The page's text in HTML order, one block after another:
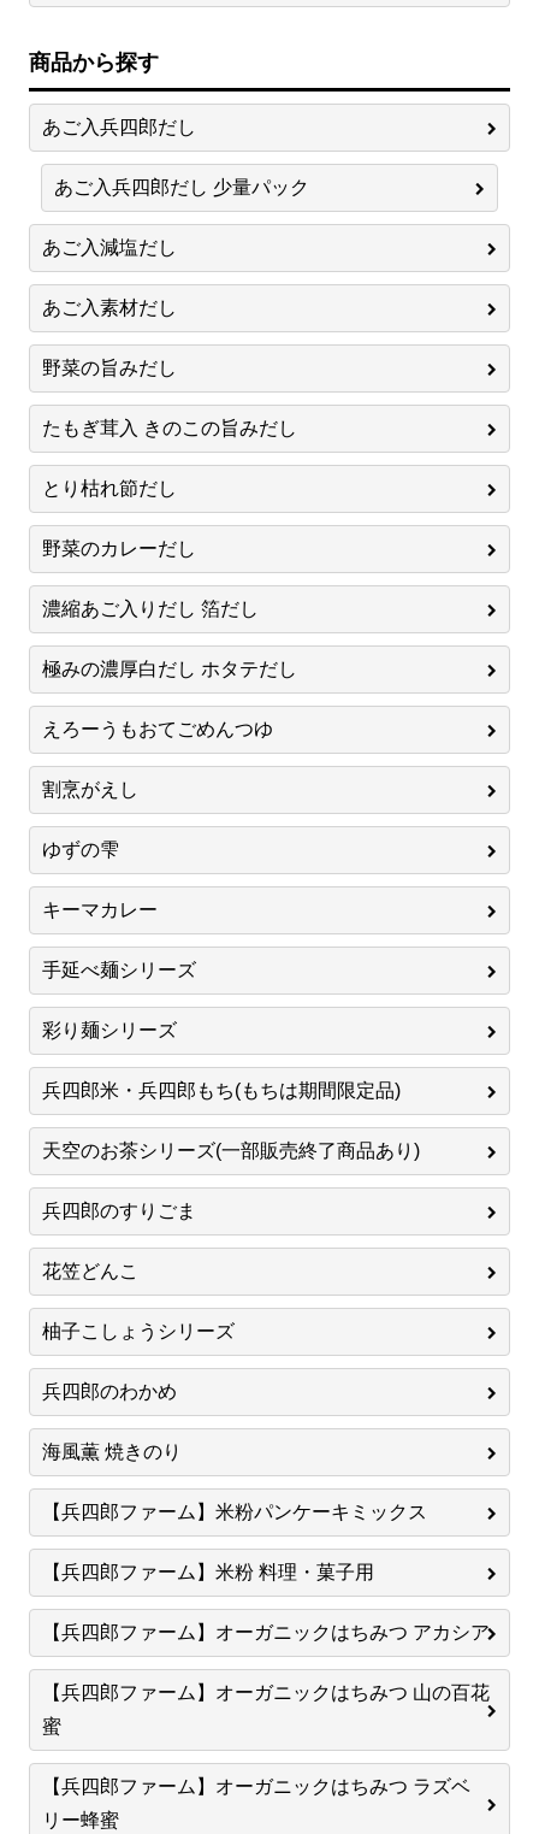
商品から探す
あご入兵四郎だし
あご入兵四郎だし 少量パック
あご入減塩だし
あご入素材だし
野菜の旨みだし
たもぎ茸入 きのこの旨みだし
とり枯れ節だし
野菜のカレーだし
濃縮あご入りだし 箔だし
極みの濃厚白だし ホタテだし
えろーうもおてごめんつゆ
割烹がえし
ゆずの雫
キーマカレー
手延べ麺シリーズ
彩り麺シリーズ
兵四郎米・兵四郎もち(もちは期間限定品)
天空のお茶シリーズ(一部販売終了商品あり)
兵四郎のすりごま
花笠どんこ
柚子こしょうシリーズ
兵四郎のわかめ
海風薫 焼きのり
【兵四郎ファーム】米粉パンケーキミックス
【兵四郎ファーム】米粉 料理・菓子用
【兵四郎ファーム】オーガニックはちみつ アカシア
【兵四郎ファーム】オーガニックはちみつ 山の百花
蜜
【兵四郎ファーム】オーガニックはちみつ ラズベ
リー蜂蜜